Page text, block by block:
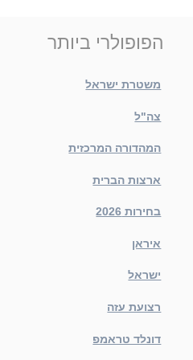
הפופולרי ביותר
משטרת ישראל
צה"ל
המהדורה המרכזית
ארצות הברית
בחירות 2026
איראן
ישראל
רצועת עזה
דונלד טראמפ